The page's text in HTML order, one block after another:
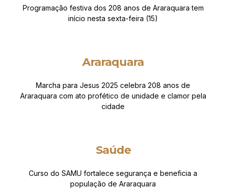
Programação festiva dos 208 anos de Araraquara tem
início nesta sexta-feira (15)
Araraquara
Marcha para Jesus 2025 celebra 208 anos de
Araraquara com ato profético de unidade e clamor pela
cidade
Saúde
Curso do SAMU fortalece segurança e beneficia a
população de Araraquara